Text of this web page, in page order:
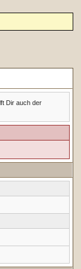
Dir auch der